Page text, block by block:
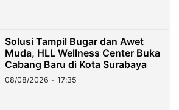
Solusi Tampil Bugar dan Awet
Muda, HLL Wellness Center Buka
Cabang Baru di Kota Surabaya
08/08/2026 - 17:35